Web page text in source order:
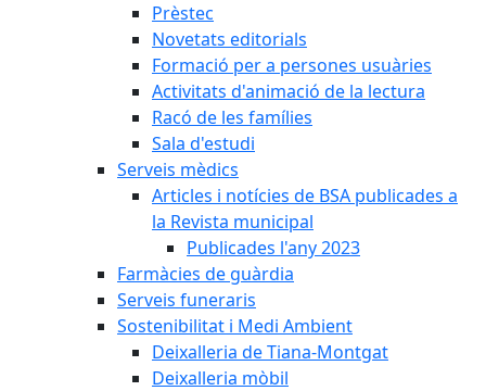
Prèstec
Novetats editorials
Formació per a persones usuàries
Activitats d'animació de la lectura
Racó de les famílies
Sala d'estudi
Serveis mèdics
Articles i notícies de BSA publicades a
la Revista municipal
Publicades l'any 2023
Farmàcies de guàrdia
Serveis funeraris
Sostenibilitat i Medi Ambient
Deixalleria de Tiana-Montgat
Deixalleria mòbil